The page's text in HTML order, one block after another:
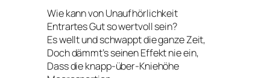
Wie kann von Unaufhörlichkeit
Entrartes Gut so wertvoll sein?
Es wellt und schwappt die ganze Zeit,
Doch dämmt’s seinen Effekt nie ein,
Dass die knapp-über-Kniehöhe